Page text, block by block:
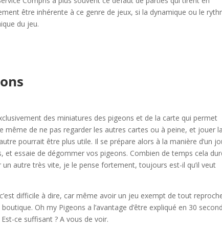
être inhérente à ce genre de jeux, si la dynamique ou le
du jeu.
des miniatures des pigeons et de la carte qui permet
même de ne pas regarder les autres cartes ou à peine, et jouer la
pourrait être plus utile. Il se prépare alors à la manière d’un
et essaie de dégommer vos pigeons. Combien de temps cela
autre très vite, je le pense fortement, toujours est-il qu’il veut
difficile à dire, car même avoir un jeu exempt de tout
Oh my Pigeons a l’avantage d’être expliqué en 30
ce suffisant ? A vous de voir.